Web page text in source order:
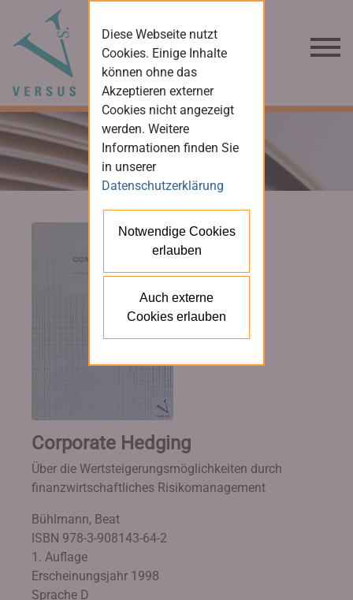
Corporate Hedging
Über die Wertsteigerungsmöglichkeiten durch
finanzwirtschaftliches Risikomanagement
Bühlmann, Beat
ISBN 978-3-908143-64-2
1. Auflage
Erscheinungsjahr 1998
Sprache D
Diese Webseite nutzt
Cookies. Einige Inhalte
können ohne das
Akzeptieren externer
Cookies nicht angezeigt
werden. Weitere
Informationen finden Sie
in unserer
Datenschutzerklärung
Notwendige Cookies
erlauben
Auch externe
Cookies erlauben